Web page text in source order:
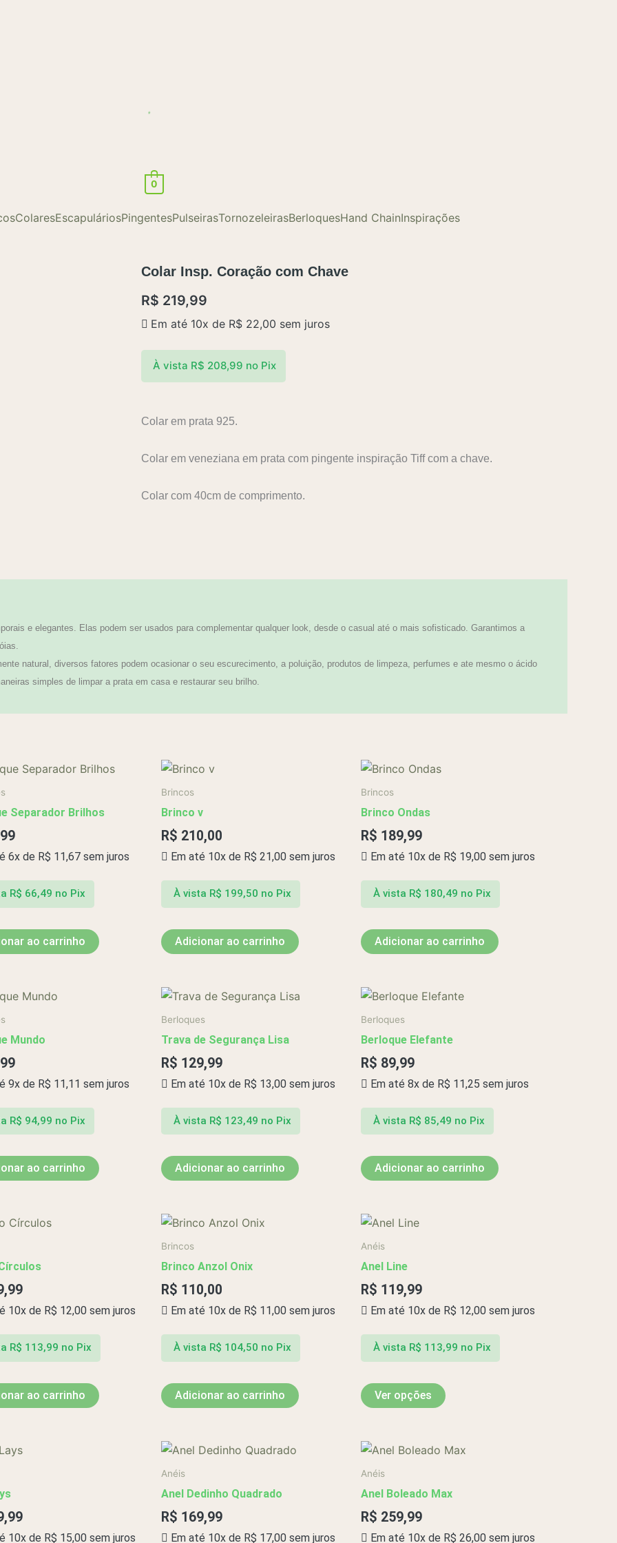
0
ColaresEscapuláriosPingentesPulseirasTornozeleirasBerloquesHand ChainInspirações
Colar Insp. Coração com Chave
R$ 219,99
Em até 10x de R$22,00 sem juros
À vista R$ 208,99 no Pix
Colar em prata 925.
Colar em veneziana em prata com pingente inspiração Tiff com a chave.
Colar com 40cm de comprimento.
e elegantes. Elas podem ser usados para complementar qualquer look, desde o casual até o mais sofisticado. Garantimos a
natural, diversos fatores podem ocasionar o seu escurecimento, a poluição, produtos de limpeza, perfumes e ate mesmo o ácido
simples de limpar a prata em casa e restaurar seu brilho.
Separador Brilhos
6x de R$ 11,67 sem juros
R$ 66,49 no Pix
ao carrinho
Brincos
Brinco v
R$ 210,00
Em até 10x de R$ 21,00 sem juros
À vista R$ 199,50 no Pix
Adicionar ao carrinho
Brincos
Brinco Ondas
R$ 189,99
Em até 10x de R$ 19,00 sem juros
À vista R$ 180,49 no Pix
Adicionar ao carrinho
Mundo
9x de R$ 11,11 sem juros
R$ 94,99 no Pix
ao carrinho
Berloques
Trava de Segurança Lisa
R$ 129,99
Em até 10x de R$ 13,00 sem juros
À vista R$ 123,49 no Pix
Adicionar ao carrinho
Berloques
Berloque Elefante
R$ 89,99
Em até 8x de R$ 11,25 sem juros
À vista R$ 85,49 no Pix
Adicionar ao carrinho
10x de R$ 12,00 sem juros
R$ 113,99 no Pix
ao carrinho
Brincos
Brinco Anzol Onix
R$ 110,00
Em até 10x de R$ 11,00 sem juros
À vista R$ 104,50 no Pix
Adicionar ao carrinho
Anéis
Anel Line
R$ 119,99
Em até 10x de R$ 12,00 sem juros
À vista R$ 113,99 no Pix
Ver opções
As
podem
ser
na
produto
10x de R$ 15,00 sem juros
Anéis
Anel Dedinho Quadrado
R$ 169,99
Em até 10x de R$ 17,00 sem juros
Anéis
Anel Boleado Max
R$ 259,99
Em até 10x de R$ 26,00 sem juros
Este
As